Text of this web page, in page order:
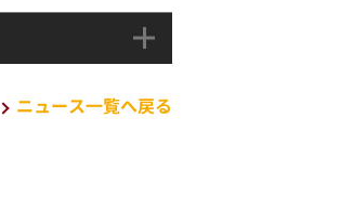
ニュース一覧へ戻る